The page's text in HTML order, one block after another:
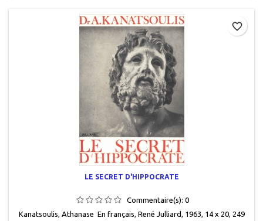
LE SECRET D'HIPPOCRATE
Commentaire(s): 0
Kanatsoulis, Athanase En français, René Julliard, 1963, 14 x 20, 249
favorite_border